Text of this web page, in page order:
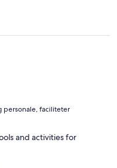
personale, faciliteter
and activities for